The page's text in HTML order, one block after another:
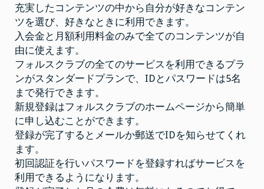
充実したコンテンツの中から自分が好きなコンテン
ツを選び、好きなときに利用できます。
入会金と月額利用料金のみで全てのコンテンツが自
由に使えます。
フォルスクラブの全てのサービスを利用できるプラ
ンがスタンダードプランで、IDとパスワードは5名
まで発行できます。
新規登録はフォルスクラブのホームページから簡単
に申し込むことができます。
登録が完了するとメールか郵送でIDを知らせてくれ
ます。
初回認証を行いパスワードを登録すればサービスを
利用できるようになります。